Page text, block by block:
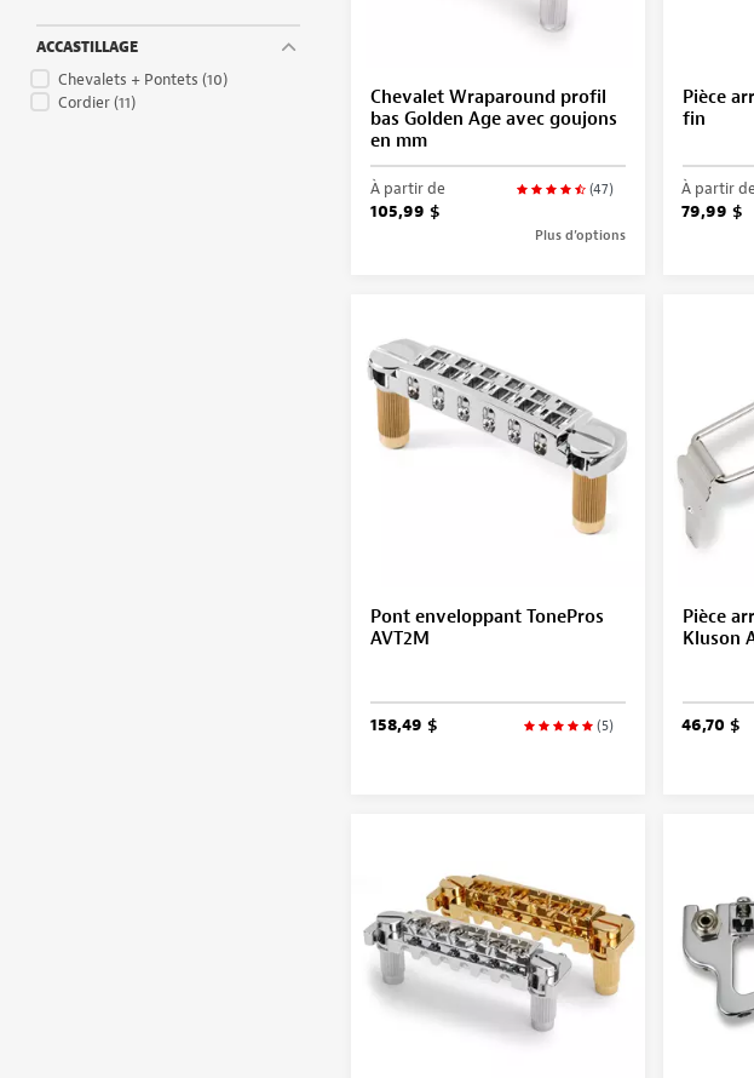
ACCASTILLAGE
Chevalets + Pontets (10)
Cordier(11)
Chevalet Wraparound profil
bas Golden Age avec goujons
en mm
(47)
À partir de
105,99 $
Plus d’options
Pièce
fin
À partir
79,99 $
Pont enveloppant TonePros
AVT2M
(5)
158,49 $
Pièce
Kluson
46,70 $